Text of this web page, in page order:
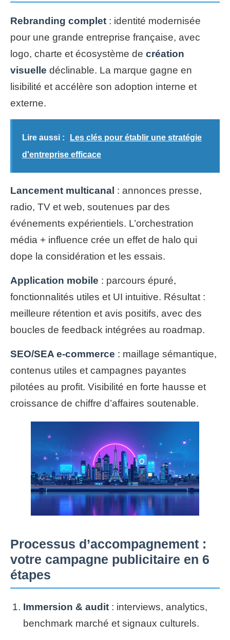
Rebranding complet : identité modernisée
pour une grande entreprise française, avec
logo, charte et écosystème de création
visuelle déclinable. La marque gagne en
lisibilité et accélère son adoption interne et
externe.
Lire aussi :
Les clés pour établir une stratégie
d'entreprise efficace
Lancement multicanal : annonces presse,
radio, TV et web, soutenues par des
événements expérientiels. L’orchestration
média + influence crée un effet de halo qui
dope la considération et les essais.
Application mobile : parcours épuré,
fonctionnalités utiles et UI intuitive. Résultat :
meilleure rétention et avis positifs, avec des
boucles de feedback intégrées au roadmap.
SEO/SEA e‑commerce : maillage sémantique,
contenus utiles et campagnes payantes
pilotées au profit. Visibilité en forte hausse et
croissance de chiffre d’affaires soutenable.
Processus d’accompagnement :
votre campagne publicitaire en 6
étapes
Immersion & audit : interviews, analytics,
benchmark marché et signaux culturels.